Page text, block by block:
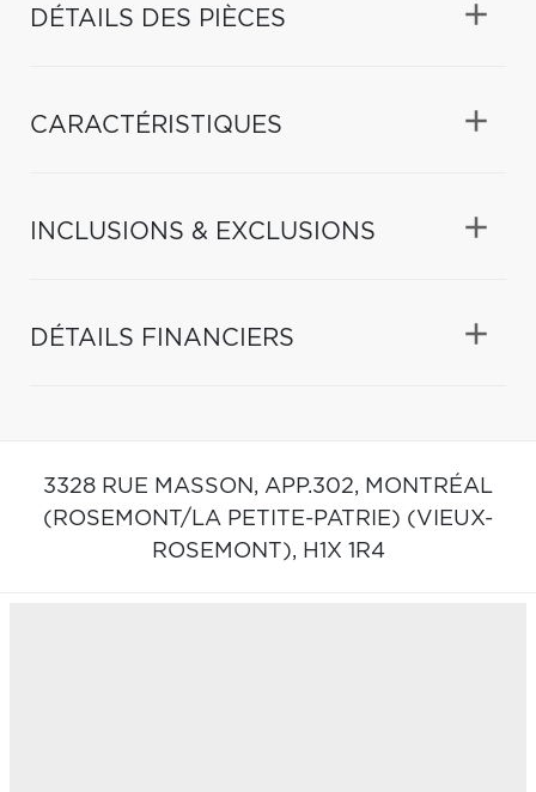
DÉTAILS DES PIÈCES
CARACTÉRISTIQUES
INCLUSIONS & EXCLUSIONS
DÉTAILS FINANCIERS
3328 RUE MASSON, APP.302, MONTRÉAL
(ROSEMONT/LA PETITE-PATRIE) (VIEUX-
ROSEMONT), H1X 1R4